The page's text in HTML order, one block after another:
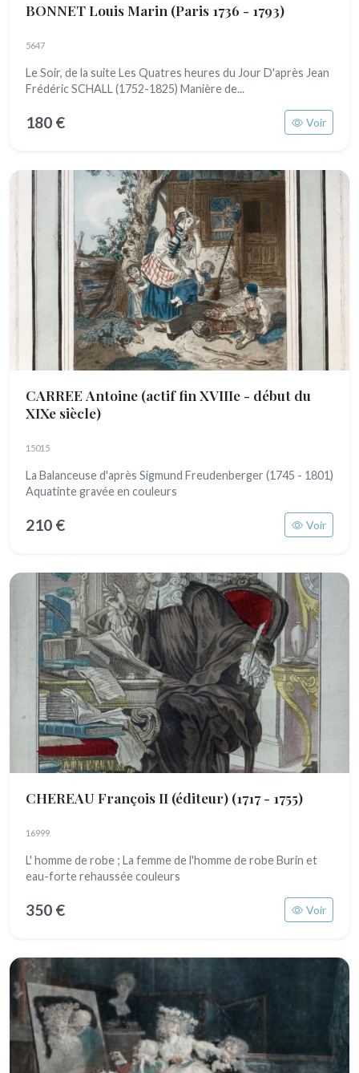
BONNET Louis Marin (Paris 1736 - 1793)
5647
Le Soir, de la suite Les Quatres heures du Jour D'après Jean
Frédéric SCHALL (1752-1825) Manière de...
180 € Voir
CARREE Antoine (actif fin XVIIIe - début du
XIXe siècle)
15015
La Balanceuse d'après Sigmund Freudenberger (1745 - 1801)
Aquatinte gravée en couleurs
210 € Voir
CHEREAU François II (éditeur) (1717 - 1755)
16999
L' homme de robe ; La femme de l'homme de robe Burin et
eau-forte rehaussée couleurs
350 € Voir